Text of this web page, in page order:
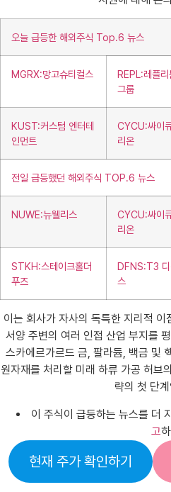
오늘 급등한 해외주식 Top.6 뉴스
MGRX:망고슈티컬스
REPL:레플리
그룹
KUST:커스텀 엔터테
인먼트
CYCU:싸이
리온
전일 급등했던 해외주식 TOP.6 뉴스
NUWE:뉴웰리스
CYCU:싸이
리온
STKH:스테이크홀더
푸즈
DFNS:T3 디
스
이는 회사가 자사의 독특한 지리적 이
서양 주변의 여러 인접 산업 부지를
스카에르가르드 금, 팔라듐, 백금 및
원자재를 처리할 미래 하류 가공 허브
략의 첫 단
이 주식이 급등하는 뉴스를 더
고
현재 주가 확인하기